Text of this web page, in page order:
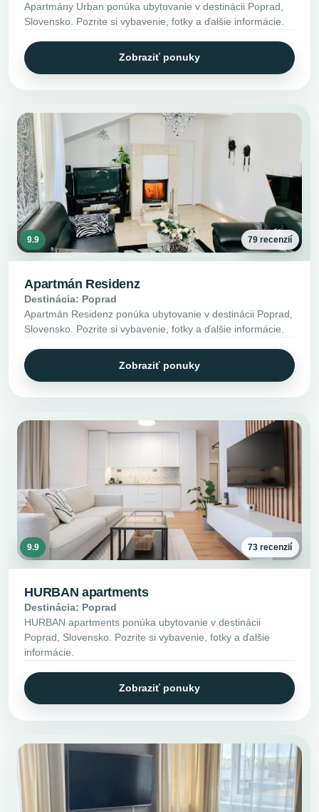
Apartmány Urban ponúka ubytovanie v destinácii Poprad,
Slovensko. Pozrite si vybavenie, fotky a ďalšie informácie.
Zobraziť ponuky
9.9 79 recenzií
Apartmán Residenz
Destinácia: Poprad
Apartmán Residenz ponúka ubytovanie v destinácii Poprad,
Slovensko. Pozrite si vybavenie, fotky a ďalšie informácie.
Zobraziť ponuky
9.9 73 recenzií
HURBAN apartments
Destinácia: Poprad
HURBAN apartments ponúka ubytovanie v destinácii
Poprad, Slovensko. Pozrite si vybavenie, fotky a ďalšie
informácie.
Zobraziť ponuky